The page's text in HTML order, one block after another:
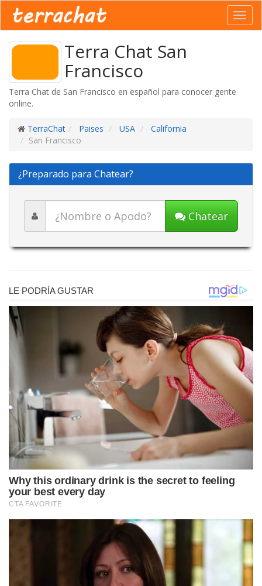
Terra Chat San
Francisco
Terra Chat de San Francisco en español para conocer gente
online.
TerraChat Paises USA
California
San Francisco
¿Preparado para Chatear?
Chatear